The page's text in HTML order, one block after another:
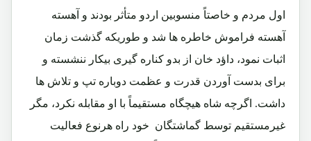
اول مردم و خاصتاً منسوبین اردو متأثر بودند و آهسته
آهسته فراموش خاطره ها شد و طوریکه گذشت زمان
اثبات نمود، داؤد خان از بدو کناره گیری بیکار ننشسته و
برای بدست آوردن قدرت و عظمت دوباره تپ و تلاش ها
داشت. اگرچه شاه هیچگاه مستقیماً با او مقابله نکرد، مگر
غیرمستقیم توسط گماشتگان خود راه هرنوع فعالیت